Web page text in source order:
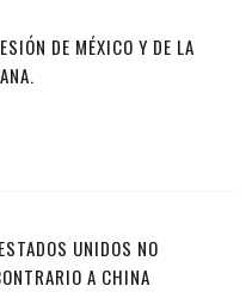
DE MÉXICO Y DE LA
UNIDOS NO
A CHINA